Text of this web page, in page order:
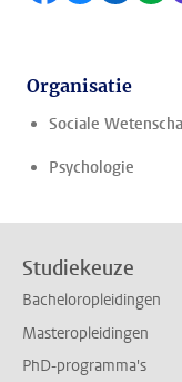
Organisatie
Sociale
Psychologie
Studiekeuze
Bacheloropleidingen
Masteropleidingen
PhD-programma's